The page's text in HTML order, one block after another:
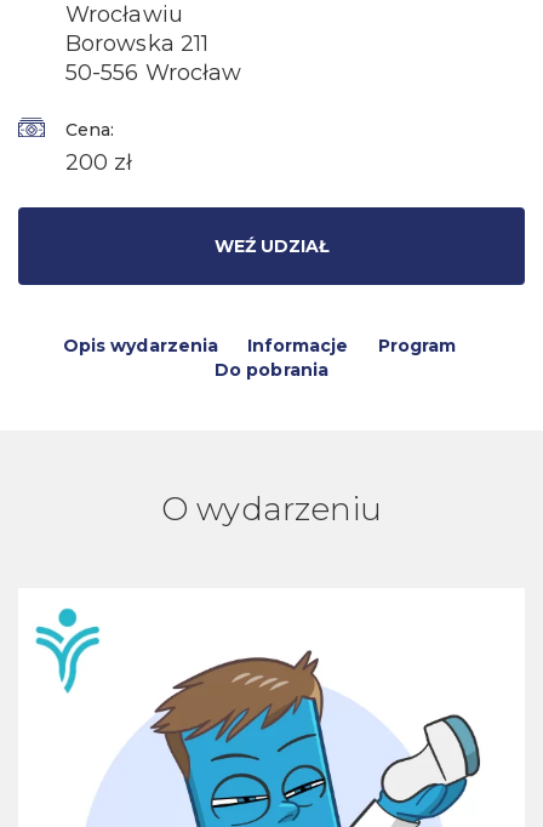
Wrocławiu
Borowska 211
50-556 Wrocław
Cena:
200 zł
WEŹ UDZIAŁ
Opis wydarzenia Informacje
Program
Do pobrania
O wydarzeniu